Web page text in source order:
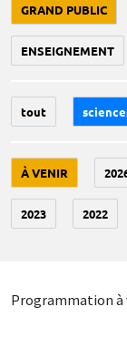
GRAND PUBLIC
ENSEIGNEMENT
tout
À VENIR
2023 2022
Programmation à